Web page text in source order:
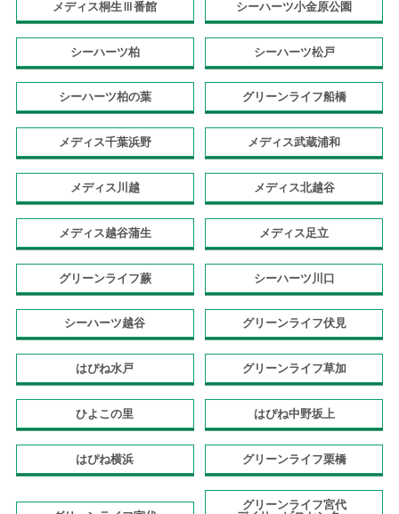
メディス桐生Ⅲ番館 シーハーツ小金原公園
シーハーツ柏 シーハーツ松戸
シーハーツ柏の葉 グリーンライフ船橋
メディス千葉浜野 メディス武蔵浦和
メディス川越 メディス北越谷
メディス越谷蒲生 メディス足立
グリーンライフ蕨 シーハーツ川口
シーハーツ越谷 グリーンライフ伏見
はぴね水戸 グリーンライフ草加
ひよこの里 はぴね中野坂上
はぴね横浜 グリーンライフ栗橋
グリーンライフ宮代